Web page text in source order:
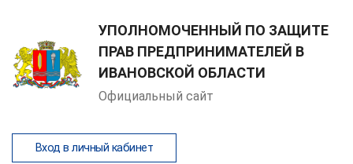
УПОЛНОМОЧЕННЫЙ ПО ЗАЩИТЕ
ПРАВ ПРЕДПРИНИМАТЕЛЕЙ В
ИВАНОВСКОЙ ОБЛАСТИ
Официальный сайт
Вход в личный кабинет